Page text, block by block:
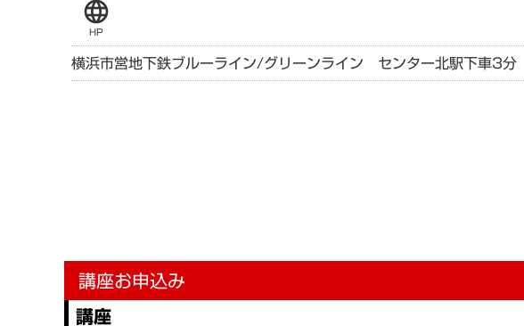
language
HP
横浜市営地下鉄ブルーライン/グリーンライン センター北駅下車3分
講座お申込み
講座